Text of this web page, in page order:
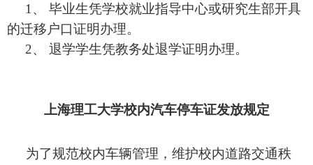
1、 毕业生凭学校就业指导中心或研究生部开具
的迁移户口证明办理。
2、 退学学生凭教务处退学证明办理。
上海理工大学校内汽车停车证发放规定
为了规范校内车辆管理，维护校内道路交通秩